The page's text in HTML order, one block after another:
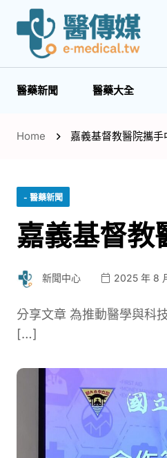
醫藥新聞 醫藥大全
Home 嘉義基督教醫院攜
- 醫藥新聞
嘉義基督
新聞中心 2025 年 8
分享文章 為推動醫學與科
[…]